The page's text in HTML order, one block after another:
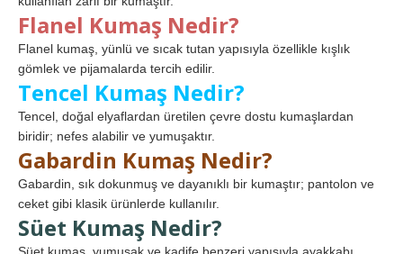
Flanel Kumaş Nedir?
Flanel kumaş, yünlü ve sıcak tutan yapısıyla özellikle kışlık
gömlek ve pijamalarda tercih edilir.
Tencel Kumaş Nedir?
Tencel, doğal elyaflardan üretilen çevre dostu kumaşlardan
biridir; nefes alabilir ve yumuşaktır.
Gabardin Kumaş Nedir?
Gabardin, sık dokunmuş ve dayanıklı bir kumaştır; pantolon ve
ceket gibi klasik ürünlerde kullanılır.
Süet Kumaş Nedir?